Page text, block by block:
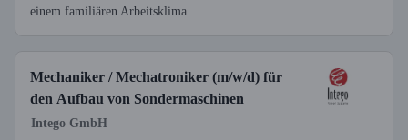
einem familiären Arbeitsklima.
Mechaniker / Mechatroniker (m/w/d) für
den Aufbau von Sondermaschinen
Intego GmbH